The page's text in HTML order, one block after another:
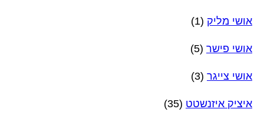
אושי מליק (1)
אושי פישר (5)
אושי צייגר (3)
איציק איזנשטט (35)